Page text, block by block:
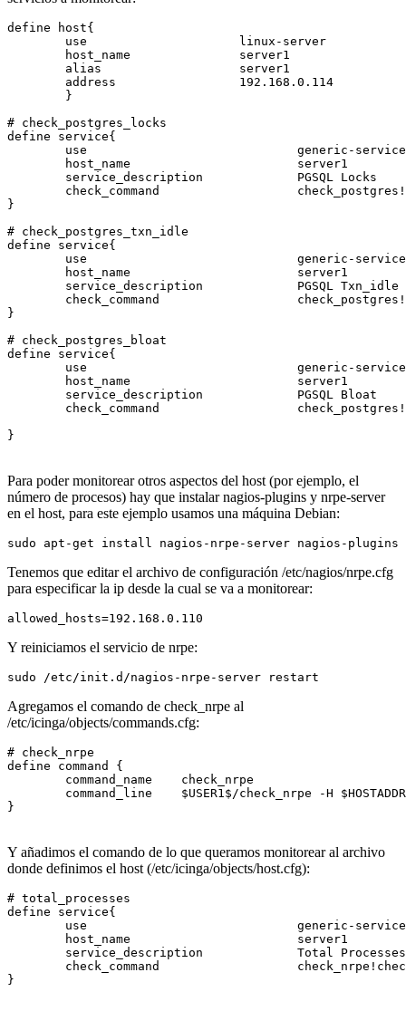
define host{
        use                     linux-server
        host_name               server1
        alias                   server1
        address                 192.168.0.114
        }
# check_postgres_locks
define service{
        use                             generic-service
        host_name                       server1
        service_description             PGSQL Locks
check_command
}
# check_postgres_txn_idle
define service{
        use                             generic-service
        host_name                       server1
        service_description             PGSQL Txn_idle
check_command
}
# check_postgres_bloat
define service{
        use                             generic-service
        host_name                       server1
        service_description             PGSQL Bloat
check_command
Para poder monitorear otros aspectos del host (por ejemplo, el
número de procesos) hay que instalar nagios-plugins y nrpe-server
en el host, para este ejemplo usamos una máquina Debian:
Tenemos que editar el archivo de configuración /etc/nagios/nrpe.cfg
para especificar la ip desde la cual se va a monitorear:
Y reiniciamos el servicio de nrpe:
Agregamos el comando de check_nrpe al
/etc/icinga/objects/commands.cfg:
# check_nrpe
define command {
        command_name    check_nrpe
command_line    $USER1$/check_nrpe -H
Y añadimos el comando de lo que queramos monitorear al archivo
donde definimos el host (/etc/icinga/objects/host.cfg):
# total_processes
define service{
        use                             generic-service
        host_name                       server1
        service_description             Total Processes
check_command